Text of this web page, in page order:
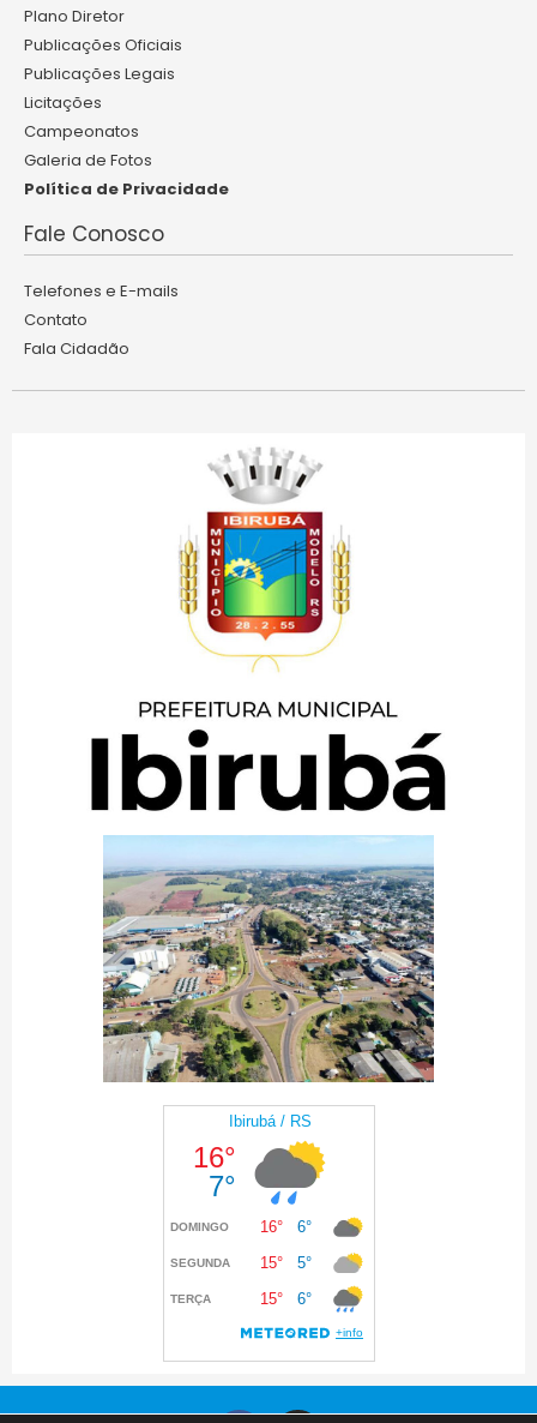
Plano Diretor
Publicações Oficiais
Publicações Legais
Licitações
Campeonatos
Galeria de Fotos
Política de Privacidade
Fale Conosco
Telefones e E-mails
Contato
Fala Cidadão